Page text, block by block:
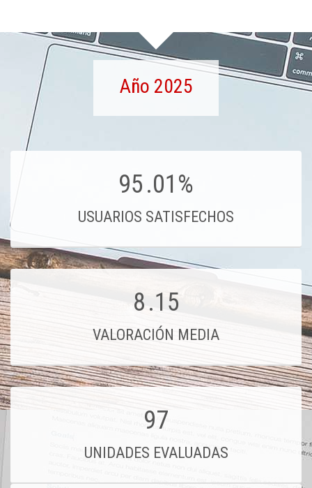
Año 2025
95.01%
USUARIOS SATISFECHOS
8.15
VALORACIÓN MEDIA
97
UNIDADES EVALUADAS